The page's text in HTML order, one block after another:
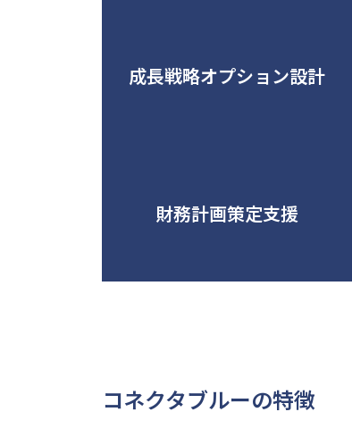
成長戦略オプション設計
財務計画策定支援
コネクタブルーの特徴